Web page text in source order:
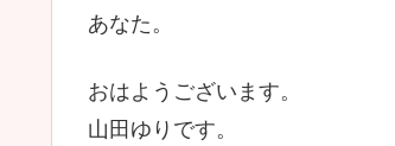
あなた。
おはようございます。
山田ゆりです。